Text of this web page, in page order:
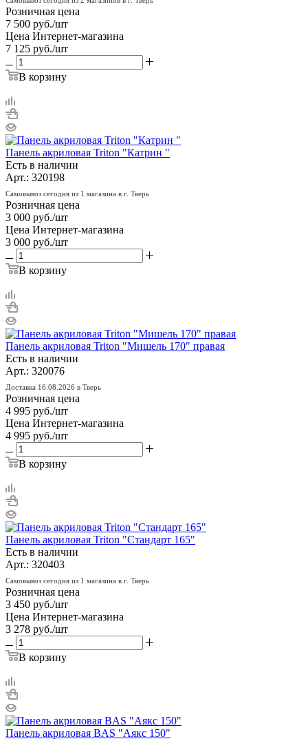
Розничная цена
7 500 руб./шт
Цена Интернет-магазина
7 125 руб./шт
В корзину
Панель акриловая Triton "Катрин "
Есть в наличии
Арт.: 320198
Самовывоз сегодня из 1 магазина в г. Тверь
Розничная цена
3 000 руб./шт
Цена Интернет-магазина
3 000 руб./шт
В корзину
Панель акриловая Triton "Мишель 170" правая
Есть в наличии
Арт.: 320076
Доставка 16.08.2026 в Тверь
Розничная цена
4 995 руб./шт
Цена Интернет-магазина
4 995 руб./шт
В корзину
Панель акриловая Triton "Стандарт 165"
Есть в наличии
Арт.: 320403
Самовывоз сегодня из 1 магазина в г. Тверь
Розничная цена
3 450 руб./шт
Цена Интернет-магазина
3 278 руб./шт
В корзину
Панель акриловая BAS "Аякс 150"